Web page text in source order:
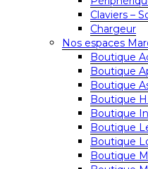
Claviers –
Chargeur
Nos espaces
Boutique
Boutique
Boutique
Boutique
Boutique
Boutique
Boutique
Boutique